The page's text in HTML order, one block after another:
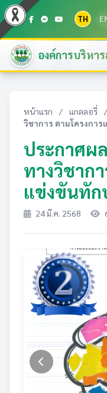
TH
องค์การบริหา
หน้าแรก / แกลลอรี่ /
วิชาการ ตามโครงการ
ประกาศผ
ทางวิชาก
แข่งขันทัก
24 มี.ค. 2568